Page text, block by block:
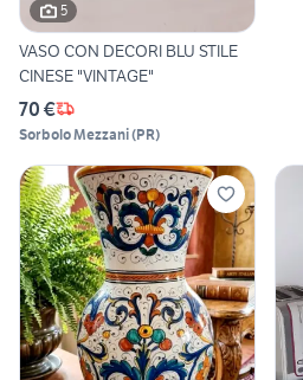
5
VASO CON DECORI BLU STILE
CINESE "VINTAGE"
70 €
Sorbolo Mezzani(PR)